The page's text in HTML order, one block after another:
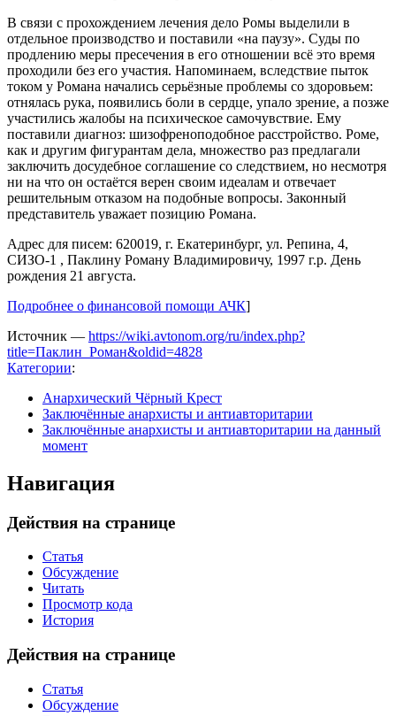
В связи с прохождением лечения дело Ромы выделили в
отдельное производство и поставили «на паузу». Суды по
продлению меры пресечения в его отношении всё это время
проходили без его участия. Напоминаем, вследствие пыток
током у Романа начались серьёзные проблемы со здоровьем:
отнялась рука, появились боли в сердце, упало зрение, а позже
участились жалобы на психическое самочувствие. Ему
поставили диагноз: шизофреноподобное расстройство. Роме,
как и другим фигурантам дела, множество раз предлагали
заключить досудебное соглашение со следствием, но несмотря
ни на что он остаётся верен своим идеалам и отвечает
решительным отказом на подобные вопросы. Законный
представитель уважает позицию Романа.
Адрес для писем: 620019, г. Екатеринбург, ул. Репина, 4,
СИЗО-1 , Паклину Роману Владимировичу, 1997 г.р. День
рождения 21 августа.
Подробнее о финансовой помощи АЧК]
Источник — https://wiki.avtonom.org/ru/index.php?
title=Паклин_Роман&oldid=4828
Категории:
Анархический Чёрный Крест
Заключённые анархисты и антиавторитарии
Заключённые анархисты и антиавторитарии на данный
момент
Навигация
Действия на странице
Статья
Обсуждение
Читать
Просмотр кода
История
Действия на странице
Статья
Обсуждение